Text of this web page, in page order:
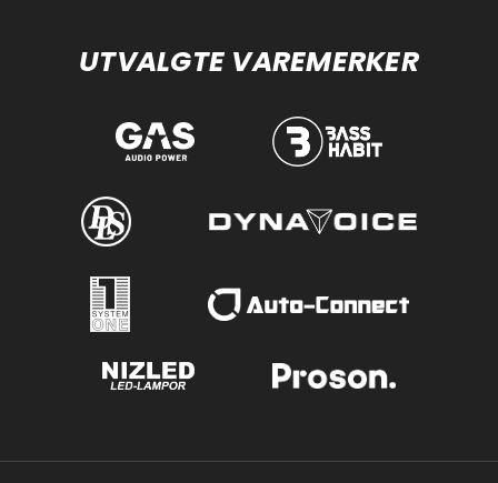
UTVALGTE VAREMERKER